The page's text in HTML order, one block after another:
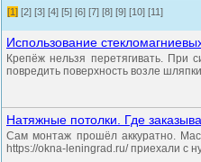
[1] [2] [3] [4] [5] [6] [7] [8] [9] [10] [11]
Использование
Крепёж нельзя перетягивать. При
повредить поверхность возле
Натяжные потолки. Где
Сам монтаж прошёл аккуратно.
https://okna-leningrad.ru/ приехали с